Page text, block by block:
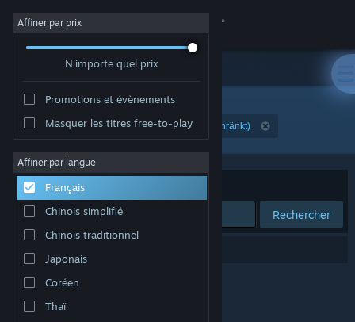
Se connecter
Magasin
À propos
Support
Changer la langue
Télécharger l'application mobile Steam
Voir version ordi. du site
Affiner par prix
N'importe quel prix
Promotions et évènements
Masquer les titres free-to-play
Affiner par langue
Français
Chinois simplifié
Chinois traditionnel
Japonais
Coréen
Thaï
Développement : PolyPirates UG (haftungsbeschränkt)
Trier par Pertinence
Rechercher